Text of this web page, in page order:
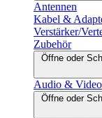
Antennen
Kabel &
Verstärker/
Zubehör
Öffne oder
Audio & Video
Öffne oder